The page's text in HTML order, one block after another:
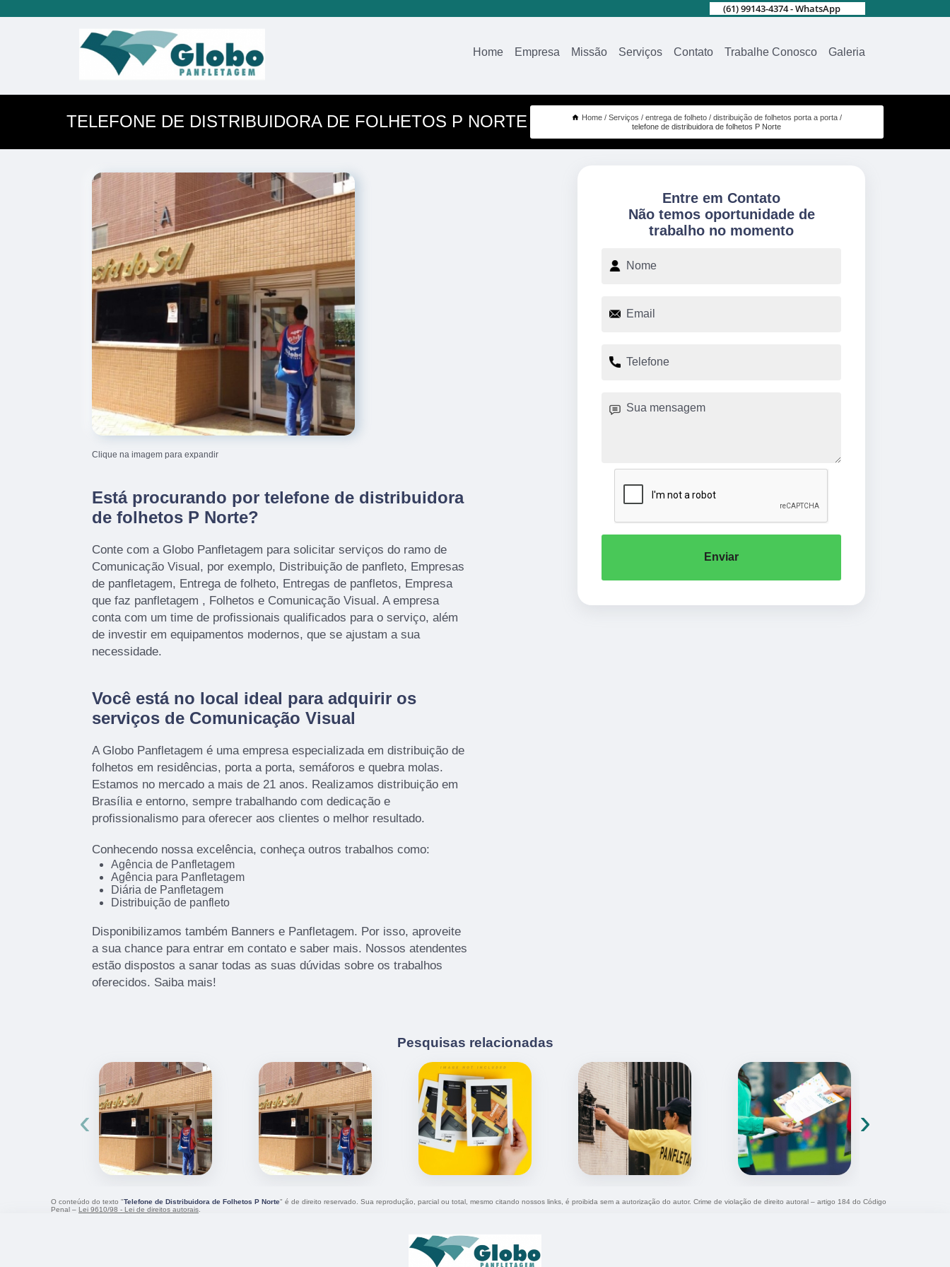
(61) 99143-4374 - WhatsApp
Home Empresa Missão Serviços Contato Trabalhe Conosco Galeria
TELEFONE DE DISTRIBUIDORA DE FOLHETOS P NORTE Home Serviços entrega de folheto
distribuição de folhetos porta a porta
telefone de distribuidora de folhetos P Norte
Clique na imagem para expandir
Está procurando por telefone de distribuidora
de folhetos P Norte?
Conte com a Globo Panfletagem para solicitar serviços do ramo de
Comunicação Visual, por exemplo, Distribuição de panfleto, Empresas
de panfletagem, Entrega de folheto, Entregas de panfletos, Empresa
que faz panfletagem , Folhetos e Comunicação Visual. A empresa
conta com um time de profissionais qualificados para o serviço, além
de investir em equipamentos modernos, que se ajustam a sua
necessidade.
Você está no local ideal para adquirir os
serviços de Comunicação Visual
A Globo Panfletagem é uma empresa especializada em distribuição de
folhetos em residências, porta a porta, semáforos e quebra molas.
Estamos no mercado a mais de 21 anos. Realizamos distribuição em
Brasília e entorno, sempre trabalhando com dedicação e
profissionalismo para oferecer aos clientes o melhor resultado.
Conhecendo nossa excelência, conheça outros trabalhos como:
Agência de Panfletagem
Agência para Panfletagem
Diária de Panfletagem
Distribuição de panfleto
Disponibilizamos também Banners e Panfletagem. Por isso, aproveite
a sua chance para entrar em contato e saber mais. Nossos atendentes
estão dispostos a sanar todas as suas dúvidas sobre os trabalhos
oferecidos. Saiba mais!
Entre em Contato
Não temos oportunidade de
trabalho no momento
Enviar
Pesquisas relacionadas
‹ ›
O conteúdo do texto "Telefone de Distribuidora de Folhetos P Norte" é de direito reservado. Sua reprodução, parcial ou total, mesmo citando nossos links, é proibida sem a autorização do autor. Crime de violação de direito autoral – artigo 184 do Código
Penal – Lei 9610/98 - Lei de direitos autorais